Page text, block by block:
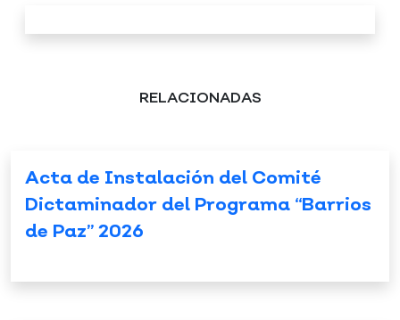
RELACIONADAS
Acta de Instalación del Comité
Dictaminador del Programa “Barrios
de Paz” 2026